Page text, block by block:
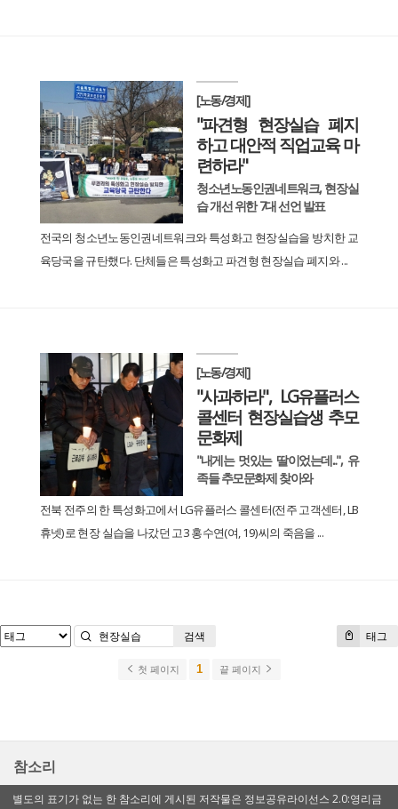
[노동/경제]
"파견형 현장실습 폐지
하고 대안적 직업교육 마
련하라"
청소년노동인권네트워크, 현장실
습 개선 위한 7대 선언 발표
전국의 청소년노동인권네트워크와 특성화고 현장실습을 방치한 교
육당국을 규탄했다. 단체들은 특성화고 파견형 현장실습 폐지와 ...
[노동/경제]
"사과하라", LG유플러스
콜센터 현장실습생 추모
문화제
"내게는 멋있는 딸이었는데...", 유
족들 추모문화제 찾아와
전북 전주의 한 특성화고에서 LG유플러스 콜센터(전주 고객센터, LB
휴넷)로 현장 실습을 나갔던 고3 홍수연(여, 19)씨의 죽음을 ...
태그
검색
첫 페이지 1 끝 페이지
참소리
별도의 표기가 없는 한 참소리에 게시된 저작물은 정보공유라이선스 2.0:영리금